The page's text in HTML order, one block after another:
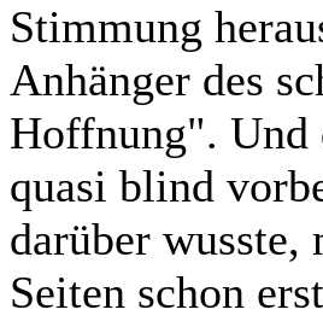
Stimmung
Anhänger des
Hoffnung". Und
quasi blind
darüber wusste,
Seiten schon